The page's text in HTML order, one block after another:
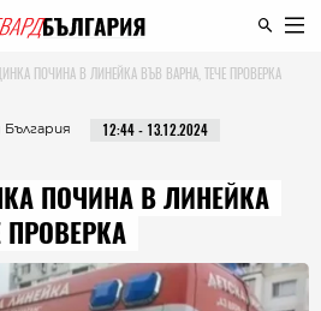
ПОЧИНА В ЛИНЕЙКА ВЪВ ВАРНА, ТЕЧЕ ПРОВЕРКА
12:44 - 13.12.2024
ПОЧИНА В ЛИНЕЙКА
ПРОВЕРКА